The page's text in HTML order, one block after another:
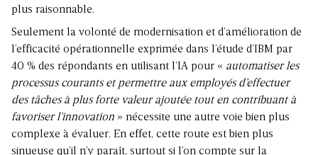
plus raisonnable.
Seulement la volonté de modernisation et d’amélioration de
l’efficacité opérationnelle exprimée dans l’étude d’IBM par
40 % des répondants en utilisant l’IA pour « automatiser les
processus courants et permettre aux employés d’effectuer
des tâches à plus forte valeur ajoutée tout en contribuant à
favoriser l’innovation » nécessite une autre voie bien plus
complexe à évaluer. En effet, cette route est bien plus
sinueuse qu’il n’y paraît, surtout si l’on compte sur la